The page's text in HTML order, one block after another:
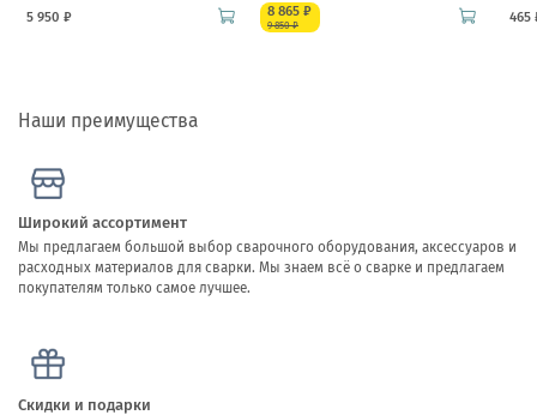
5 950 ₽ 8 865 ₽
9 850 ₽ 465
Наши преимущества
Широкий ассортимент
Мы предлагаем большой выбор сварочного оборудования, аксессуаров и
расходных материалов для сварки. Мы знаем всё о сварке и предлагаем
покупателям только самое лучшее.
Скидки и подарки